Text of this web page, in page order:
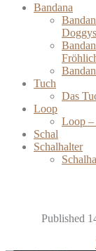
Bandana
Tuch
Das
Loop
Loop –
Schal
Schalhalter
Published